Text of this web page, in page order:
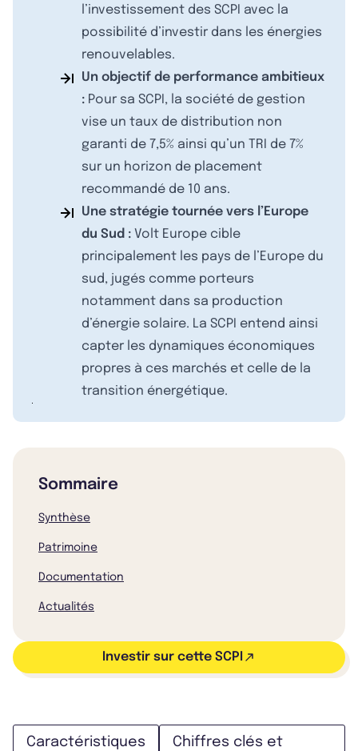
l’investissement des SCPI avec la
possibilité d’investir dans les énergies
renouvelables.
Un objectif de performance ambitieux
: Pour sa SCPI, la société de gestion
vise un taux de distribution non
garanti de 7,5% ainsi qu’un TRI de 7%
sur un horizon de placement
recommandé de 10 ans.
Une stratégie tournée vers l’Europe
du Sud : Volt Europe cible
principalement les pays de l’Europe du
sud, jugés comme porteurs
notamment dans sa production
d’énergie solaire. La SCPI entend ainsi
capter les dynamiques économiques
propres à ces marchés et celle de la
transition énergétique.
Sommaire
Synthèse
Patrimoine
Documentation
Actualités
Investir sur cette SCPI
Caractéristiques
Chiffres clés et